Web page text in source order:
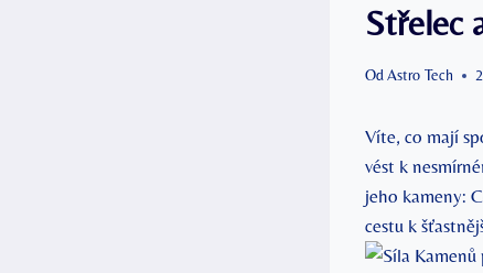
Střelec
OdAstro Tech
Víte, co mají
vést k
jeho kameny:
cestu k